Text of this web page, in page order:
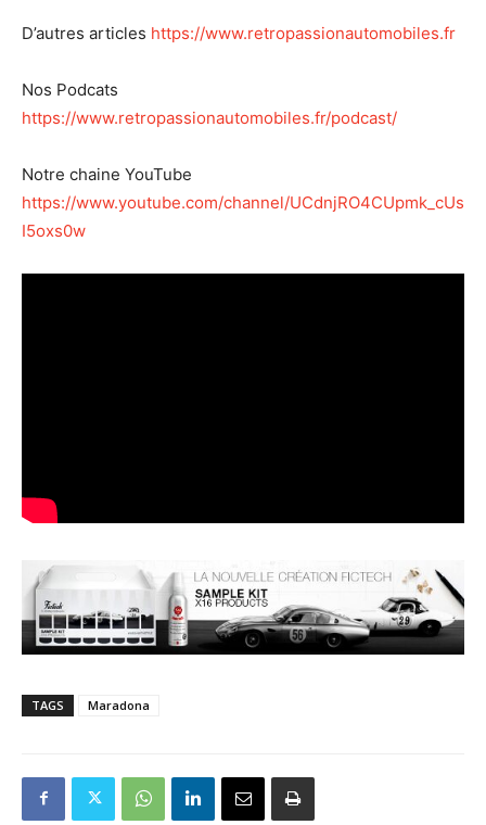
D’autres articles https://www.retropassionautomobiles.fr
Nos Podcats
https://www.retropassionautomobiles.fr/podcast/
Notre chaine YouTube
https://www.youtube.com/channel/UCdnjRO4CUpmk_cUs
I5oxs0w
TAGS Maradona